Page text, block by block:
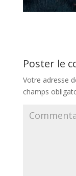
Poster le
Votre adresse
champs